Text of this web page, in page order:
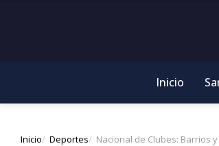
Inicio
Inicio Deportes Nacional de Clubes: Barrios